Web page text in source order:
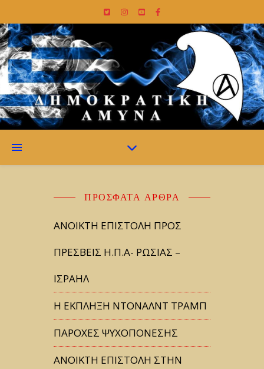
ΠΡΌΣΦΑΤΑ ΆΡΘΡΑ
ΑΝΟΙΚΤΗ ΕΠΙΣΤΟΛΗ ΠΡΟΣ
ΠΡΕΣΒΕΙΣ Η.Π.Α- ΡΩΣΙΑΣ –
ΙΣΡΑΗΛ
Η ΕΚΠΛΗΞΗ ΝΤΟΝΑΛΝΤ ΤΡΑΜΠ
ΠΑΡΟΧΕΣ ΨΥΧΟΠΟΝΕΣΗΣ
ΑΝΟΙΚΤΗ ΕΠΙΣΤΟΛΗ ΣΤΗΝ